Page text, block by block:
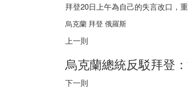
拜登20日上午為自己的失言改口，
烏克蘭 拜登 俄羅斯
上一則
烏克蘭總統反駁拜登
下一則